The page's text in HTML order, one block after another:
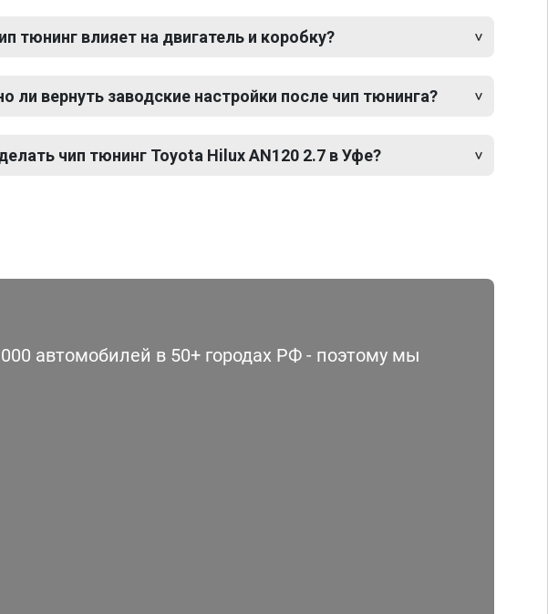
тюнинг влияет на двигатель и коробку?
ли вернуть заводские настройки после чип тюнинга?
чип тюнинг Toyota Hilux AN120 2.7 в Уфе?
автомобилей в 50+ городах РФ - поэтому мы